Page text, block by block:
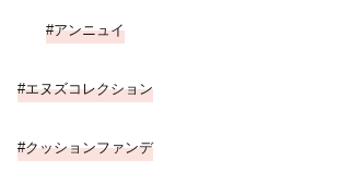
アンニュイ
エヌズコレクション
クッションファンデ